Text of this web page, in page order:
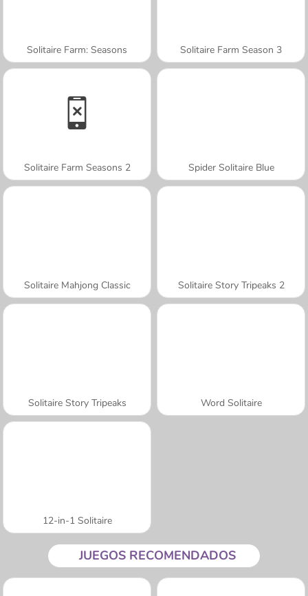
Solitaire Farm: Seasons Solitaire Farm Season 3
Solitaire Farm Seasons 2 Spider Solitaire Blue
Solitaire Mahjong Classic Solitaire Story Tripeaks 2
Solitaire Story Tripeaks Word Solitaire
12-in-1 Solitaire
JUEGOS RECOMENDADOS